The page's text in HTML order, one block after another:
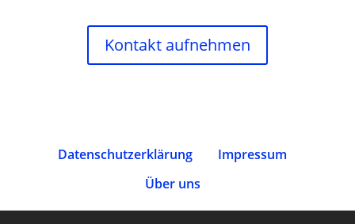
Kontakt aufnehmen
Datenschutz­erklärung
Impressum
Über uns